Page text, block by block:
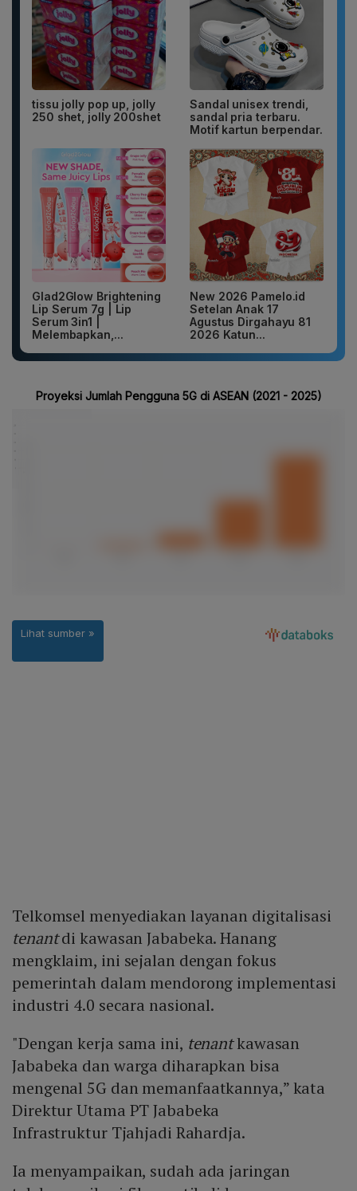
tissu jolly pop up, jolly
250 shet, jolly 200shet
Sandal unisex trendi,
sandal pria terbaru.
Motif kartun berpendar.
Glad2Glow Brightening
Lip Serum 7g | Lip
Serum 3in1 |
Melembapkan,...
New 2026 Pamelo.id
Setelan Anak 17
Agustus Dirgahayu 81
2026 Katun...
Telkomsel menyediakan layanan digitalisasi
tenantdi kawasan Jababeka. Hanang
mengklaim, ini sejalan dengan fokus
pemerintah dalam mendorong implementasi
industri 4.0 secara nasional.
"Dengan kerja sama ini, tenantkawasan
Jababeka dan warga diharapkan bisa
mengenal 5G dan memanfaatkannya,” kata
Direktur Utama PT Jababeka
Infrastruktur Tjahjadi Rahardja.
Ia menyampaikan, sudah ada jaringan